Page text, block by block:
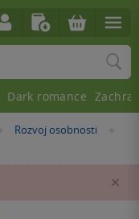
»
Rozvoj osobnosti
Dark romance